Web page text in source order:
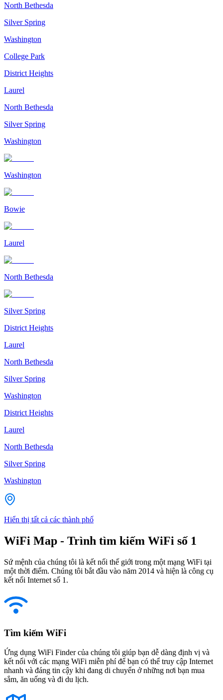
North Bethesda
Silver Spring
Washington
College Park
District Heights
Laurel
North Bethesda
Silver Spring
Washington
Washington
Bowie
Laurel
North Bethesda
Silver Spring
District Heights
Laurel
North Bethesda
Silver Spring
Washington
District Heights
Laurel
North Bethesda
Silver Spring
Washington
Hiển thị tất cả các thành phố
WiFi Map - Trình tìm kiếm WiFi số 1
Sứ mệnh của chúng tôi là kết nối thế giới trong một mạng WiFi tại
một thời điểm. Chúng tôi bắt đầu vào năm 2014 và hiện là công cụ
kết nối Internet số 1.
Tìm kiếm WiFi
Ứng dụng WiFi Finder của chúng tôi giúp bạn dễ dàng định vị và
kết nối với các mạng WiFi miễn phí để bạn có thể truy cập Internet
nhanh và đáng tin cậy khi đang di chuyển ở những nơi bạn mua
sắm, ăn uống và đi du lịch.